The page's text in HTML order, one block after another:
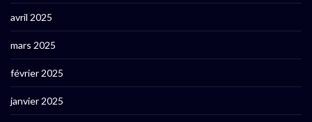
avril 2025
mars 2025
février 2025
janvier 2025